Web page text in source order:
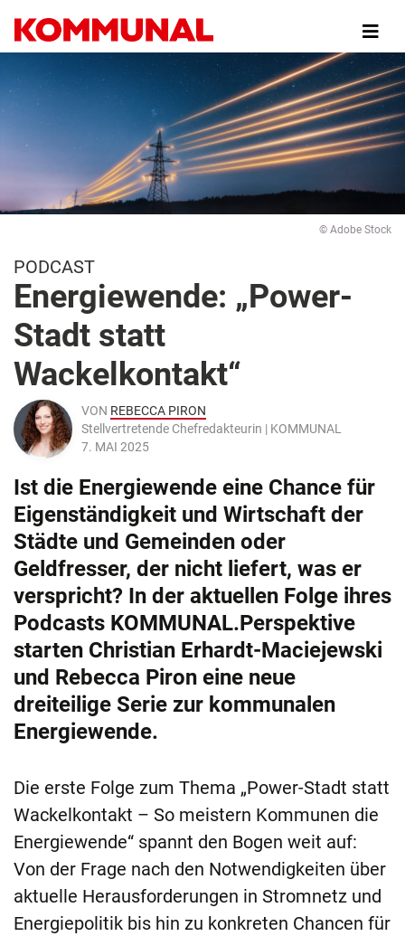
zum
Inhalt
© Adobe Stock
PODCAST
Energiewende: „Power-
Stadt statt
Wackelkontakt“
VON REBECCA PIRON
Stellvertretende Chefredakteurin | KOMMUNAL
7. MAI 2025
Ist die Energiewende eine Chance für
Eigenständigkeit und Wirtschaft der
Städte und Gemeinden oder
Geldfresser, der nicht liefert, was er
verspricht? In der aktuellen Folge ihres
Podcasts KOMMUNAL.Perspektive
starten Christian Erhardt-Maciejewski
und Rebecca Piron eine neue
dreiteilige Serie zur kommunalen
Energiewende.
Die erste Folge zum Thema „Power-Stadt statt
Wackelkontakt – So meistern Kommunen die
Energiewende“ spannt den Bogen weit auf:
Von der Frage nach den Notwendigkeiten über
aktuelle Herausforderungen in Stromnetz und
Energiepolitik bis hin zu konkreten Chancen für